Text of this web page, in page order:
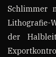
Schlimmer
Lithografie-
der